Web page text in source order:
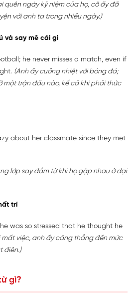
quên ngày kỷ niệm của họ, cô ấy đã
với anh ta trong nhiều ngày.)
và say mê cái gì
he never misses a match, even if
(Anh ấy cuồng nhiệt với bóng đá;
một trận đấu nào, kể cả khi phải thức
about her classmate since they met
lớp say đắm từ khi họ gặp nhau ở đại
trí
was so stressed that he thought he
mất việc, anh ấy căng thẳng đến mức
điên.)
gì?